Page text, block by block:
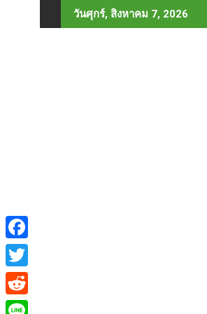
to
วันศุกร์, สิงหาคม 7, 2026
F
a
c
T
w
R